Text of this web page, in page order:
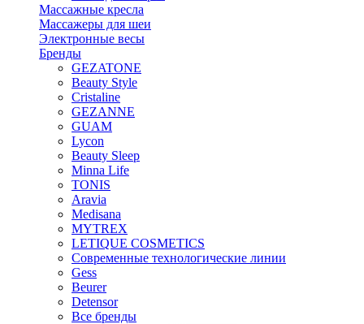
Массажные кресла
Массажеры для шеи
Электронные весы
Бренды
GEZATONE
Beauty Style
Cristaline
GEZANNE
GUAM
Lycon
Beauty Sleep
Minna Life
TONIS
Aravia
Medisana
MYTREX
LETIQUE COSMETICS
Современные технологические линии
Gess
Beurer
Detensor
Все бренды